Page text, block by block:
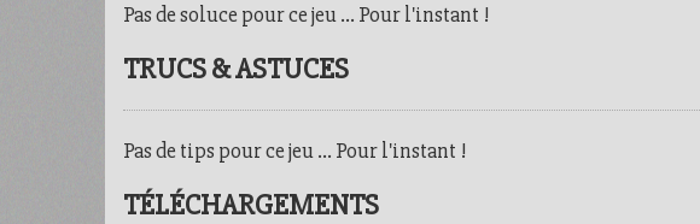
Pas de soluce pour ce jeu ... Pour l'instant !
TRUCS & ASTUCES
Pas de tips pour ce jeu ... Pour l'instant !
TÉLÉCHARGEMENTS